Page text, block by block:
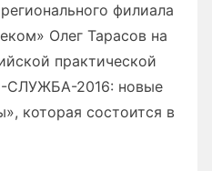
филиала
Олег Тарасов на
практической
СЛУЖБА-2016: новые
которая состоится в